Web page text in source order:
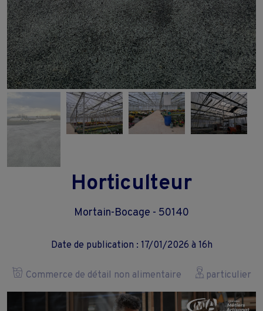
Horticulteur
Mortain-Bocage - 50140
Date de publication : 17/01/2026 à 16h
Commerce de détail non alimentaire particulier